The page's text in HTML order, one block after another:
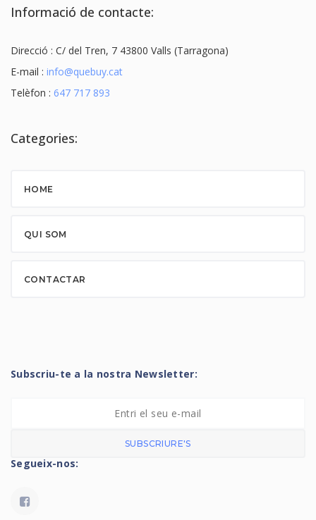
Informació de contacte:
Direcció : C/ del Tren, 7 43800 Valls (Tarragona)
E-mail : info@quebuy.cat
Telèfon : 647 717 893
Categories:
HOME
QUI SOM
CONTACTAR
Subscriu-te a la nostra Newsletter:
SUBSCRIURE'S
Segueix-nos: